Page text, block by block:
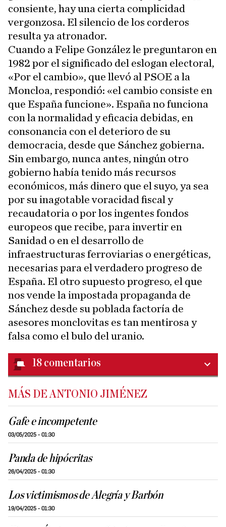
consiente, hay una cierta complicidad
vergonzosa. El silencio de los corderos
resulta ya atronador.
Cuando a Felipe González le preguntaron en
1982 por el significado del eslogan electoral,
«Por el cambio», que llevó al PSOE a la
Moncloa, respondió: «el cambio consiste en
que España funcione». España no funciona
con la normalidad y eficacia debidas, en
consonancia con el deterioro de su
democracia, desde que Sánchez gobierna.
Sin embargo, nunca antes, ningún otro
gobierno había tenido más recursos
económicos, más dinero que el suyo, ya sea
por su inagotable voracidad fiscal y
recaudatoria o por los ingentes fondos
europeos que recibe, para invertir en
Sanidad o en el desarrollo de
infraestructuras ferroviarias o energéticas,
necesarias para el verdadero progreso de
España. El otro supuesto progreso, el que
nos vende la impostada propaganda de
Sánchez desde su poblada factoría de
asesores monclovitas es tan mentirosa y
falsa como el bulo del uranio.
18 comentarios
MÁS DE ANTONIO JIMÉNEZ
Gafe e incompetente
03/05/2025 - 01:30
Panda de hipócritas
26/04/2025 - 01:30
Los victimismos de Alegría y Barbón
19/04/2025 - 01:30